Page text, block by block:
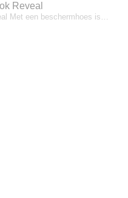
Reveal
Met een beschermhoes is…